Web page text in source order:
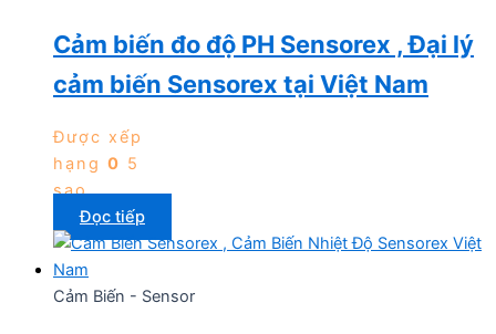
Cảm biến đo độ PH Sensorex , Đại lý
cảm biến Sensorex tại Việt Nam
Được xếp
hạng 0 5
sao
Đọc tiếp
Cảm Biến - Sensor